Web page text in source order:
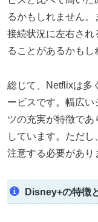
るかもしれません。
接続状況に左右され
ることがあるかもし
総じて、Netflixは多
ービスです。幅広
ツの充実が特徴で
しています。ただ
注意する必要があり
Disney+の特徴